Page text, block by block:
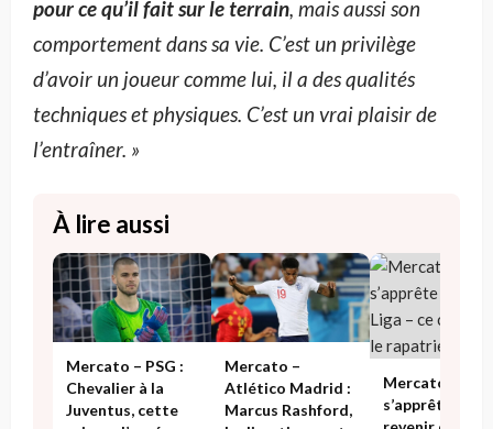
pour ce qu’il fait sur le terrain, mais aussi son
comportement dans sa vie. C’est un privilège
d’avoir un joueur comme lui, il a des qualités
techniques et physiques. C’est un vrai plaisir de
l’entraîner. »
À lire aussi
Mercato – PSG :
Chevalier à la
Juventus, cette
Mercato –
Atlético Madrid :
Marcus Rashford,
Mercato :
s’apprête à